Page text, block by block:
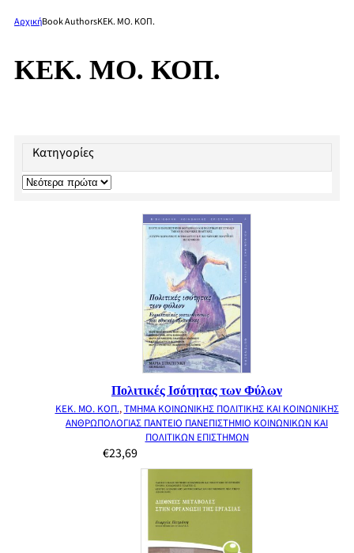
ΑρχικήBook AuthorsΚΕΚ. ΜΟ. ΚΟΠ.
ΚΕΚ. ΜΟ. ΚΟΠ.
Κατηγορίες
Πολιτικές Ισότητας των Φύλων
ΚΕΚ. ΜΟ. ΚΟΠ.,ΤΜΗΜΑ ΚΟΙΝΩΝΙΚΗΣ ΠΟΛΙΤΙΚΗΣ ΚΑΙ ΚΟΙΝΩΝΙΚΗΣ
ΑΝΘΡΩΠΟΛΟΓΙΑΣ ΠΑΝΤΕΙΟ ΠΑΝΕΠΙΣΤΗΜΙΟ ΚΟΙΝΩΝΙΚΩΝ ΚΑΙ
ΠΟΛΙΤΙΚΩΝ ΕΠΙΣΤΗΜΩΝ
€23,69